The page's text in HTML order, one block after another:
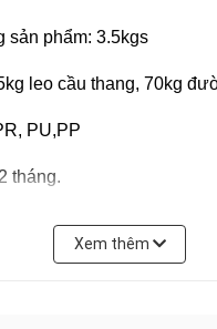
sản phẩm: 3.5kgs
leo cầu thang, 70kg
PU,PP
tháng.
theo dây chuyền và tiêu
Loan, xuất xứ chính hãng
Xem thêm